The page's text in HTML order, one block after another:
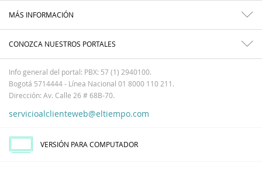
MÁS INFORMACIÓN
CONOZCA NUESTROS PORTALES
Info general del portal: PBX: 57 (1) 2940100.
Bogotá 5714444 - Línea Nacional 01 8000 110 211.
Dirección: Av. Calle 26 # 68B-70.
servicioalclienteweb@eltiempo.com
VERSIÓN PARA COMPUTADOR